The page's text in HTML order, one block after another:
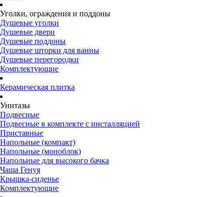
Уголки, ограждения и поддоны
Душевые уголки
Душевые двери
Душевые поддоны
Душевые шторки для ванны
Душевые перегородки
Комплектующие
Керамическая плитка
Унитазы
Подвесные
Подвесные в комплекте с инсталляцией
Приставные
Напольные (компакт)
Напольные (моноблок)
Напольные для высокого бачка
Чаша Генуя
Крышка-сиденье
Комплектующие